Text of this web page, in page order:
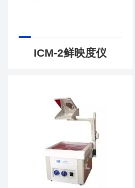
ICM-2鲜映度仪